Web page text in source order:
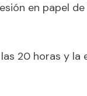
en papel
20 horas y la